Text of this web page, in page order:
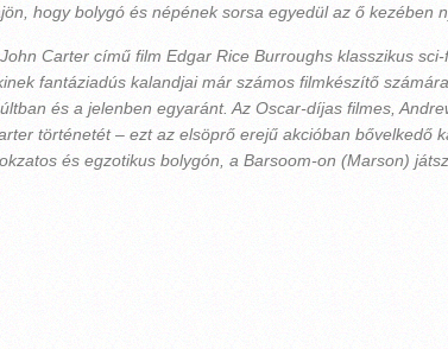
hogy bolygó és népének sorsa egyedül az ő kezében
Carter című film Edgar Rice Burroughs klasszikus
fantáziadús kalandjai már számos filmkészítő
és a jelenben egyaránt. Az Oscar-díjas filmes,
történetét – ezt az elsöprő erejű akcióban bővelkedő
és egzotikus bolygón, a Barsoom-on (Marson)